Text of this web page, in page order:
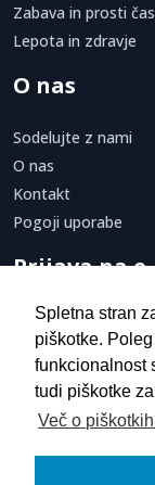
Spletna stran
piškotke.
funkcionalnost
tudi piškotke
Več o
Zabava in prosti čas
Lepota in zdravje
O nas
Sodelujte z nami
O nas
Kontakt
Pogoji uporabe
Prijava na
Strinjam se s